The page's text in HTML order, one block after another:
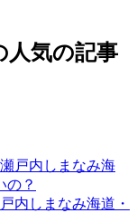
人気の記事
内しまなみ海道・